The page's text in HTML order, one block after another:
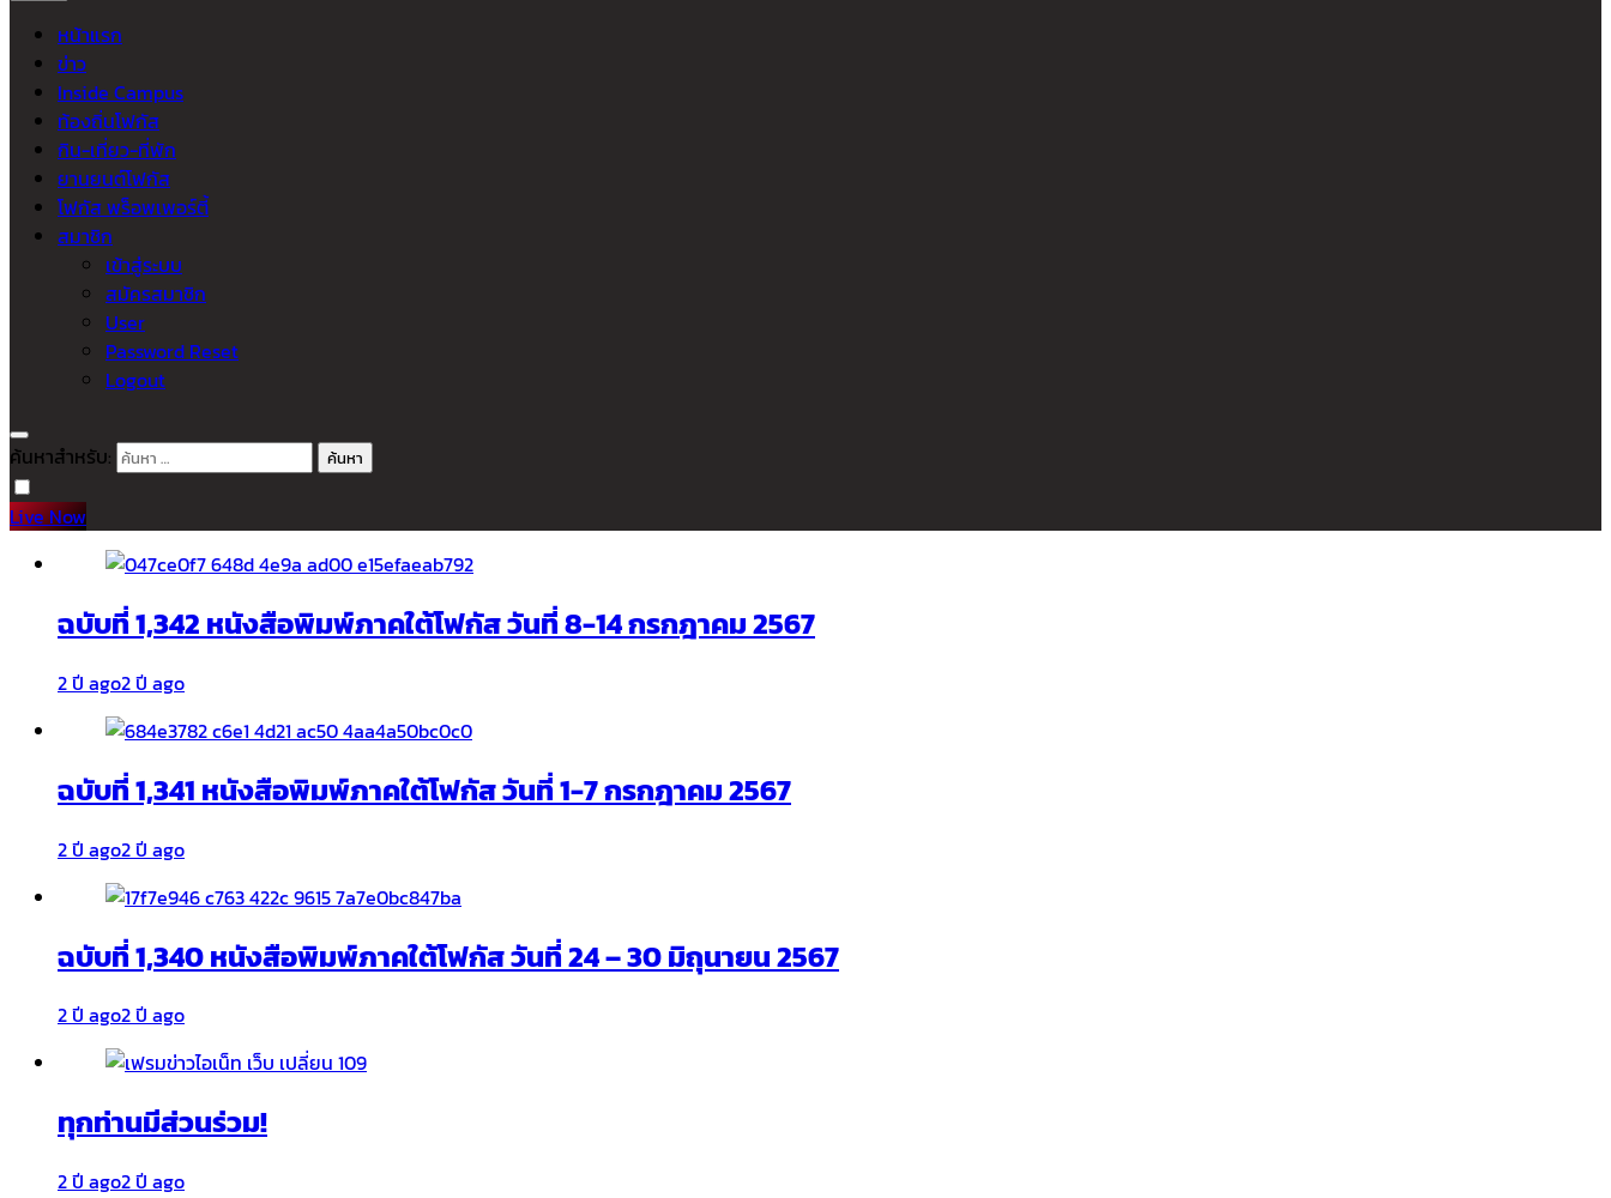
หน้าแรก
ข่าว
Inside Campus
ท้องถิ่นโฟกัส
กิน-เที่ยว-ที่พัก
ยานยนต์โฟกัส
โฟกัส พร็อพเพอร์ตี้
สมาชิก
เข้าสู่ระบบ
สมัครสมาชิก
User
Password Reset
Logout
ค้นหาสำหรับ:
Live Now
ฉบับที่ 1,342 หนังสือพิมพ์ภาคใต้โฟกัส วันที่ 8-14 กรกฎาคม 2567
2 ปี ago2 ปี ago
ฉบับที่ 1,341 หนังสือพิมพ์ภาคใต้โฟกัส วันที่ 1-7 กรกฎาคม 2567
2 ปี ago2 ปี ago
ฉบับที่ 1,340 หนังสือพิมพ์ภาคใต้โฟกัส วันที่ 24 – 30 มิถุนายน 2567
2 ปี ago2 ปี ago
ทุกท่านมีส่วนร่วม!
2 ปี ago2 ปี ago